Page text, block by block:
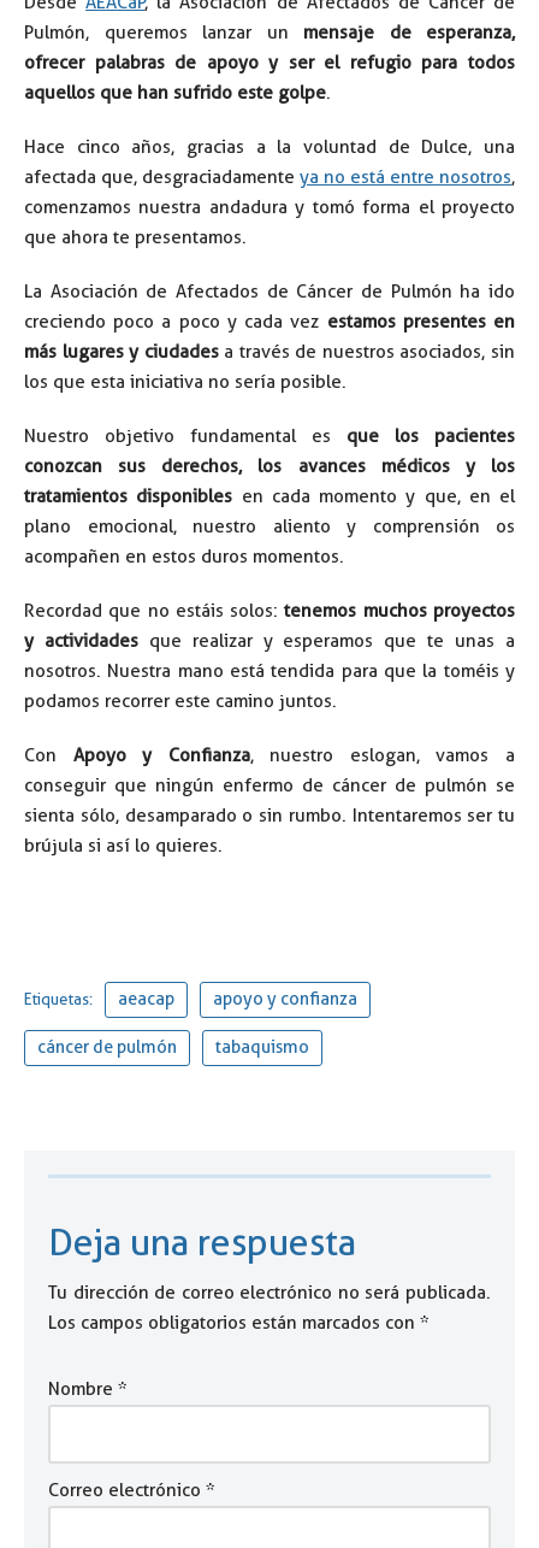
Pulmón, queremos lanzar un mensaje de esperanza,
ofrecer palabras de apoyo y ser el refugio para todos
aquellos que han sufrido este golpe.
Hace cinco años, gracias a la voluntad de Dulce, una
afectada que, desgraciadamente ya no está entre nosotros,
comenzamos nuestra andadura y tomó forma el proyecto
que ahora te presentamos.
La Asociación de Afectados de Cáncer de Pulmón ha ido
creciendo poco a poco y cada vez estamos presentes en
más lugares y ciudadesa través de nuestros asociados, sin
los que esta iniciativa no sería posible.
Nuestro objetivo fundamental es que los pacientes
conozcan sus derechos, los avances médicos y los
tratamientos disponibles en cada momento y que, en el
plano emocional, nuestro aliento y comprensión os
acompañen en estos duros momentos.
Recordad que no estáis solos:tenemos muchos proyectos
y actividadesque realizar y esperamos que te unas a
nosotros. Nuestra mano está tendida para que la toméis y
podamos recorrer este camino juntos.
Con Apoyo y Confianza, nuestro eslogan, vamos a
conseguir que ningún enfermo de cáncer de pulmón se
sienta sólo, desamparado o sin rumbo. Intentaremos ser tu
brújula si así lo quieres.
Etiquetas: aeacap apoyo y confianza
cáncer de pulmón tabaquismo
Deja una respuesta
Tu dirección de correo electrónico no será publicada.
Los campos obligatorios están marcados con *
Nombre *
Correo electrónico *